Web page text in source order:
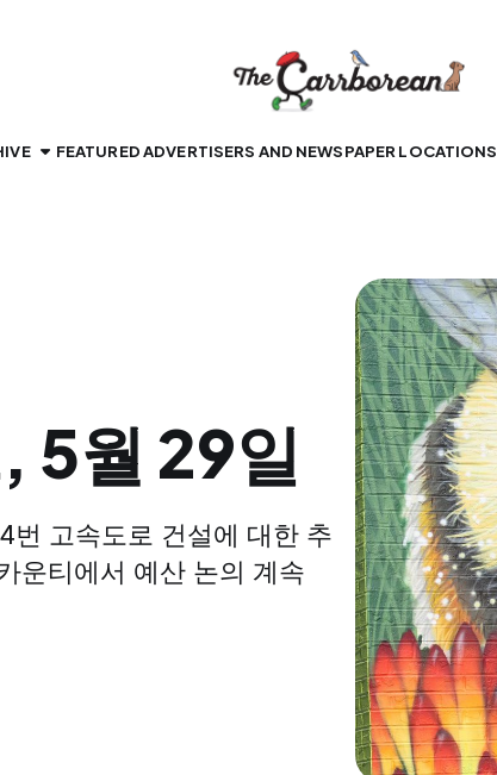
FEATURED ADVERTISERS AND NEWSPAPER LOCATIONS
5월 29일
고속도로 건설에 대한 추
운티에서 예산 논의 계속